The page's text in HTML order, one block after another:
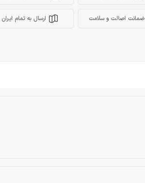
ضمانت اصالت و سلامت ارسال به تمام ایران